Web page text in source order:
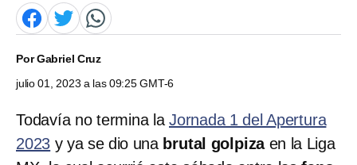
PorGabriel Cruz
julio 01, 2023 a las 09:25 GMT-6
Todavía no termina laJornada 1 del Apertura
2023 y ya se dio una brutal golpizaen la Liga